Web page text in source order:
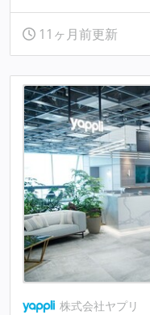
11ヶ月前更新
株式会社ヤプリ